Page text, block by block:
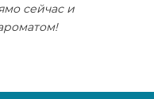
сейчас и